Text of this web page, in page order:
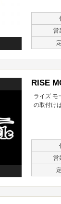
営
RISE
ライズ モ
の取付け
営